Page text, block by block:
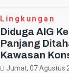
Lingkungan
Diduga AIG
Panjang
Kawasan
Jumat, 07 Agustus